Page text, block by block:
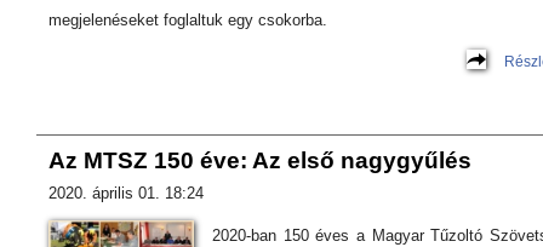
megjelenéseket foglaltuk egy csokorba.
Az MTSZ 150 éve: Az első nagygyűlés
2020. április 01. 18:24
2020-ban 150 éves a Magyar Tűzoltó